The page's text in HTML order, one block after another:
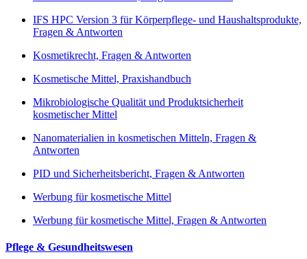
IFS HPC Version 3 für Körperpflege- und Haushaltsprodukte,
Fragen & Antworten
Kosmetikrecht, Fragen & Antworten
Kosmetische Mittel, Praxishandbuch
Mikrobiologische Qualität und Produktsicherheit
kosmetischer Mittel
Nanomaterialien in kosmetischen Mitteln, Fragen &
Antworten
PID und Sicherheitsbericht, Fragen & Antworten
Werbung für kosmetische Mittel
Werbung für kosmetische Mittel, Fragen & Antworten
Pflege & Gesundheitswesen